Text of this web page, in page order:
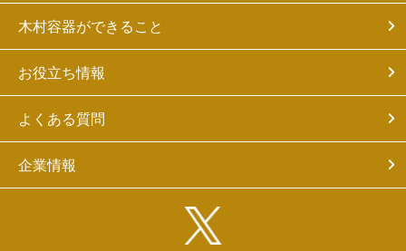
木村容器ができること
お役立ち情報
よくある質問
企業情報